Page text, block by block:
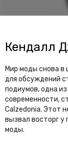
Кендалл
Мир моды снова в
для обсуждений
подиумов, одна
современности,
Calzedonia. Этот
вызвал восторг у
моды.